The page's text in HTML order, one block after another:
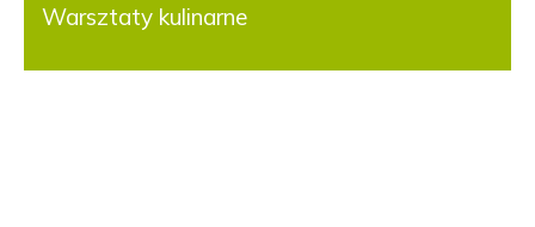
Warsztaty kulinarne